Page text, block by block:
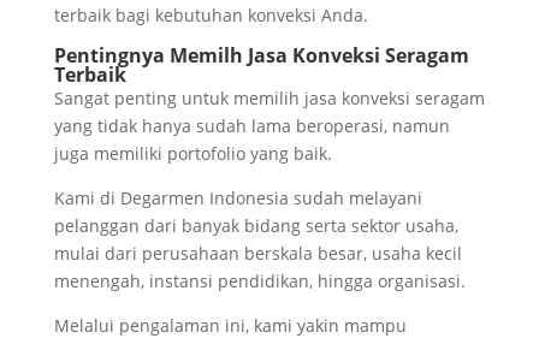
terbaik bagi kebutuhan konveksi Anda.
Pentingnya Memilh Jasa Konveksi Seragam
Terbaik
Sangat penting untuk memilih jasa konveksi seragam
yang tidak hanya sudah lama beroperasi, namun
juga memiliki portofolio yang baik.
Kami di Degarmen Indonesia sudah melayani
pelanggan dari banyak bidang serta sektor usaha,
mulai dari perusahaan berskala besar, usaha kecil
menengah, instansi pendidikan, hingga organisasi.
Melalui pengalaman ini, kami yakin mampu